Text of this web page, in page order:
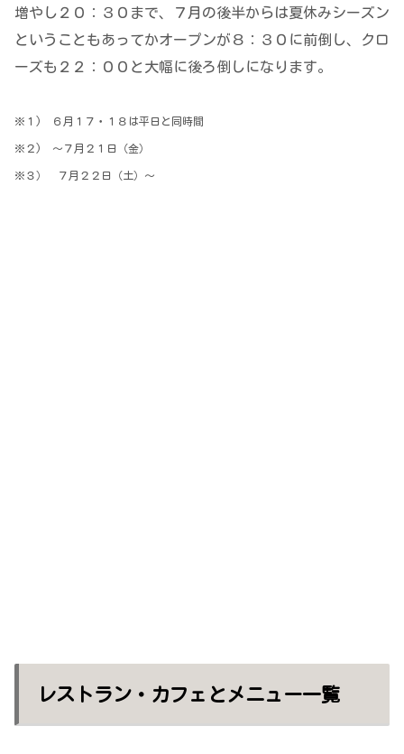
増やし２０：３０まで、７月の後半からは夏休みシーズン
ということもあってかオープンが８：３０に前倒し、クロ
ーズも２２：００と大幅に後ろ倒しになります。
※１) ６月１７・１８は平日と同時間
※２) ～７月２１日（金）
※３） ７月２２日（土）～
レストラン・カフェとメニュー一覧